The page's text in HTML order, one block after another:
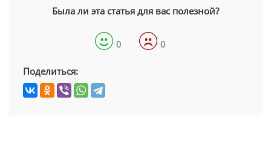
Была ли эта статья для вас полезной?
0 0
Поделиться: